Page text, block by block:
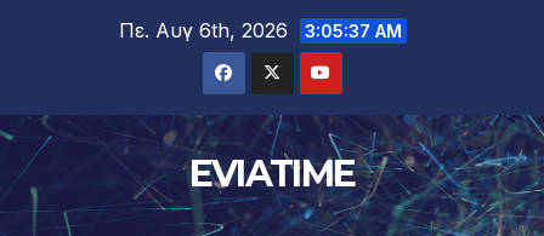
Πε. Αυγ 6th, 2026 3:05:38 AM
EVIATIME